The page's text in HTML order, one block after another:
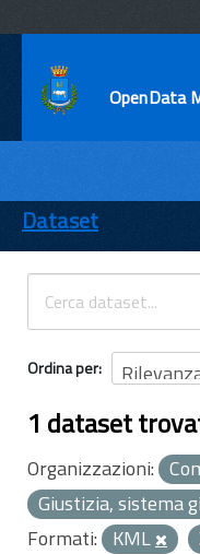
OpenData
ENTI
TEMI
INFORMAZIONI
Dataset
Ordina per
1 dataset
Organizzazioni:
Giustizia, sistema
Formati: KML